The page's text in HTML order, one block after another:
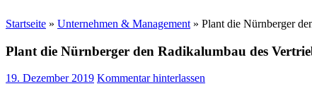
Startseite » Unternehmen & Management » Plant die Nürnberger
Plant die Nürnberger den Radikalumbau des
19. Dezember 2019 Kommentar hinterlassen